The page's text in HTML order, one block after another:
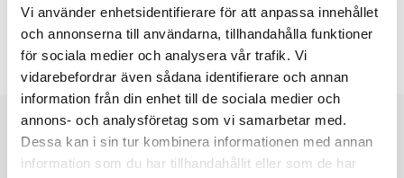
Vi använder enhetsidentifierare för att anpassa innehållet
och annonserna till användarna, tillhandahålla funktioner
för sociala medier och analysera vår trafik. Vi
vidarebefordrar även sådana identifierare och annan
information från din enhet till de sociala medier och
annons- och analysföretag som vi samarbetar med.
Dessa kan i sin tur kombinera informationen med annan
information som du har tillhandahållit eller som de har
INFO INNAN DU ORDERAR
PRODUKTGRUPPER